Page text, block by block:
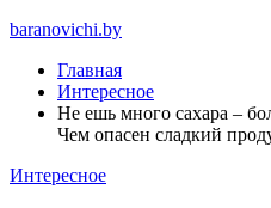
baranovichi.by
Главная
Интересное
Не ешь много сахара –
Чем опасен сладкий
Интересное